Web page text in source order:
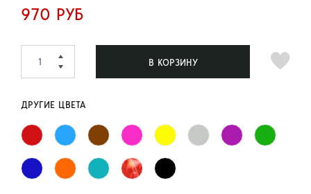
970 РУБ
В КОРЗИНУ
ДРУГИЕ ЦВЕТА